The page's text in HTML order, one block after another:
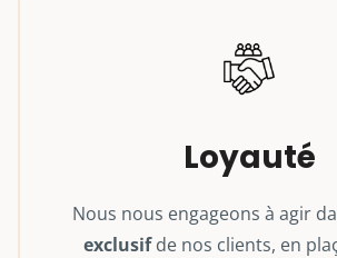
Loyauté
Nous nous engageons à agir
exclusifde nos clients, en